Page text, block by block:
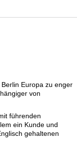
Europa zu enger
von
führenden
ein Kunde und
gehaltenen